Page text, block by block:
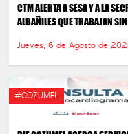
CTM ALERTA A SESA Y A LA
ALBAÑILES QUE TRABAJAN
Jueves, 6 de Agosto de
#COZUMEL